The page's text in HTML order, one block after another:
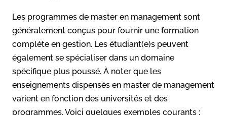
Les programmes de master en management sont
généralement conçus pour fournir une formation
complète en gestion. Les étudiant(e)s peuvent
également se spécialiser dans un domaine
spécifique plus poussé. À noter que les
enseignements dispensés en master de management
varient en fonction des universités et des
programmes. Voici quelques exemples courants :